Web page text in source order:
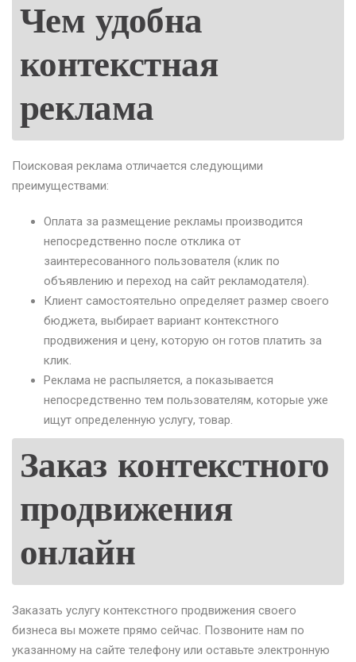
Чем удобна
контекстная
реклама
Поисковая реклама отличается следующими
преимуществами:
Оплата за размещение рекламы производится
непосредственно после отклика от
заинтересованного пользователя (клик по
объявлению и переход на сайт рекламодателя).
Клиент самостоятельно определяет размер своего
бюджета, выбирает вариант контекстного
продвижения и цену, которую он готов платить за
клик.
Реклама не распыляется, а показывается
непосредственно тем пользователям, которые уже
ищут определенную услугу, товар.
Заказ контекстного
продвижения
онлайн
Заказать услугу контекстного продвижения своего
бизнеса вы можете прямо сейчас. Позвоните нам по
указанному на сайте телефону или оставьте электронную